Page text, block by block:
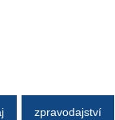
zpravodajství